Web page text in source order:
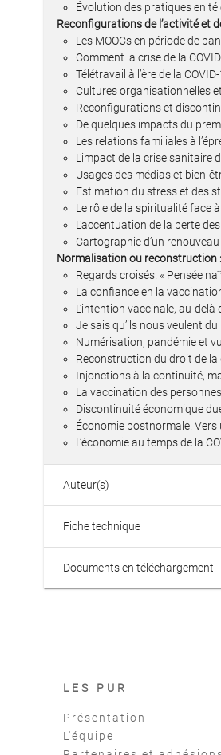
Évolution des pratiques en
Reconfigurations de l’activité et
Les MOOCs en période de
Comment la crise de la
Télétravail à l’ère de la
Cultures organisationnelles
Reconfigurations et
De quelques impacts du
Les relations familiales à
L’impact de la crise
Usages des médias et bien-
Estimation du stress et des
Le rôle de la spiritualité face
L’accentuation de la perte
Cartographie d’un
Normalisation ou reconstruction
Regards croisés. « Pensée
La confiance en la
L’intention vaccinale, au-
Je sais qu’ils nous veulent
Numérisation, pandémie et
Reconstruction du droit de la
Injonctions à la continuité,
La vaccination des
Discontinuité économique
Économie postnormale.
L’économie au temps de la
Auteur(s)
Fiche technique
Documents en téléchargement
LES PUR
Présentation
L'équipe